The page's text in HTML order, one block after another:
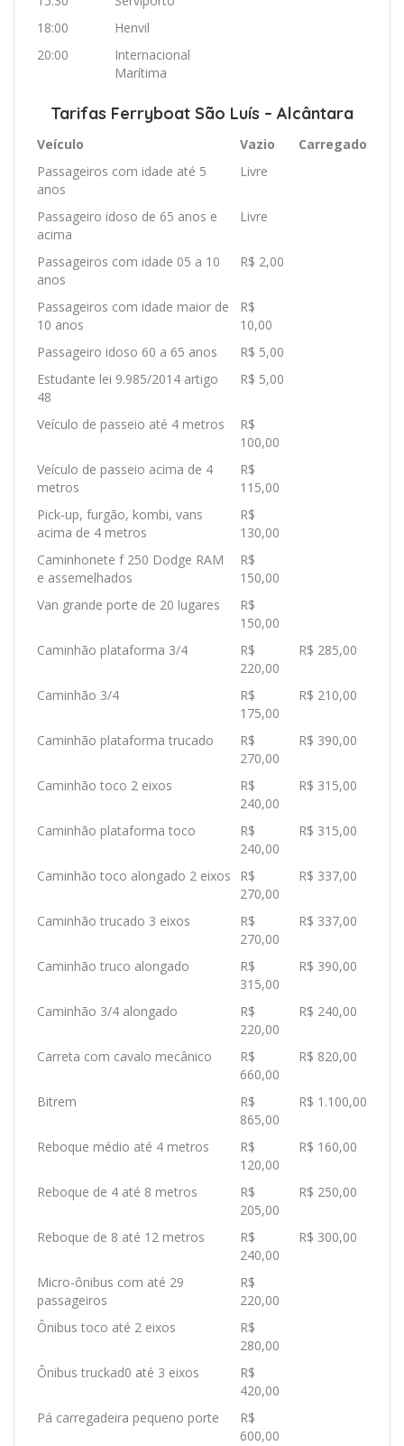
18:00
Henvil
20:00
Internacional
Marítima
Tarifas Ferryboat São Luís – Alcântara
Veículo Vazio
Carregado
Passageiros com idade até 5
anos
Livre
Passageiro idoso de 65 anos e
acima
Livre
Passageiros com idade 05 a 10
anos
R$ 2,00
Passageiros com idade maior de
10 anos
R$
10,00
Passageiro idoso 60 a 65 anos
R$ 5,00
Estudante lei 9.985/2014 artigo
48
R$ 5,00
Veículo de passeio até 4 metros
R$
100,00
Veículo de passeio acima de 4
metros
R$
115,00
Pick-up, furgão, kombi, vans
acima de 4 metros
R$
130,00
Caminhonete f 250 Dodge RAM
e assemelhados
R$
150,00
Van grande porte de 20 lugares
R$
150,00
Caminhão plataforma 3/4
R$
220,00
R$ 285,00
Caminhão 3/4
R$
175,00
R$ 210,00
Caminhão plataforma trucado
R$
270,00
R$ 390,00
Caminhão toco 2 eixos
R$
240,00
R$ 315,00
Caminhão plataforma toco
R$
240,00
R$ 315,00
Caminhão toco alongado 2 eixos
R$
270,00
R$ 337,00
Caminhão trucado 3 eixos
R$
270,00
R$ 337,00
Caminhão truco alongado
R$
315,00
R$ 390,00
Caminhão 3/4 alongado
R$
220,00
R$ 240,00
Carreta com cavalo mecânico
R$
660,00
R$ 820,00
Bitrem
R$
865,00
R$ 1.100,00
Reboque médio até 4 metros
R$
120,00
R$ 160,00
Reboque de 4 até 8 metros
R$
205,00
R$ 250,00
Reboque de 8 até 12 metros
R$
240,00
R$ 300,00
Micro-ônibus com até 29
passageiros
R$
220,00
Ônibus toco até 2 eixos
R$
280,00
Ônibus truckad0 até 3 eixos
R$
420,00
Pá carregadeira pequeno porte
R$
600,00